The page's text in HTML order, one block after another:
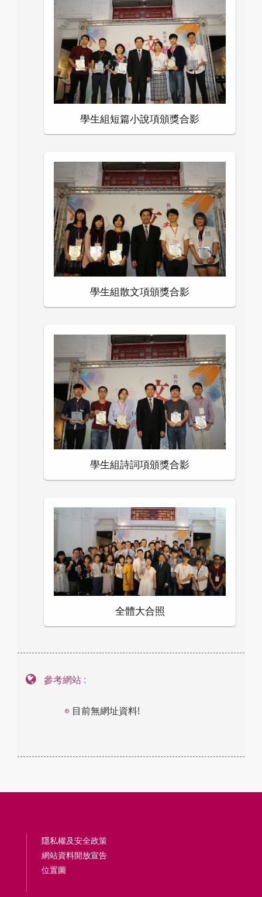
學生組短篇小說項頒獎合影
學生組散文項頒獎合影
學生組詩詞項頒獎合影
全體大合照
參考網站 :
目前無網址資料!
隱私權及安全政策
網站資料開放宣告
位置圖